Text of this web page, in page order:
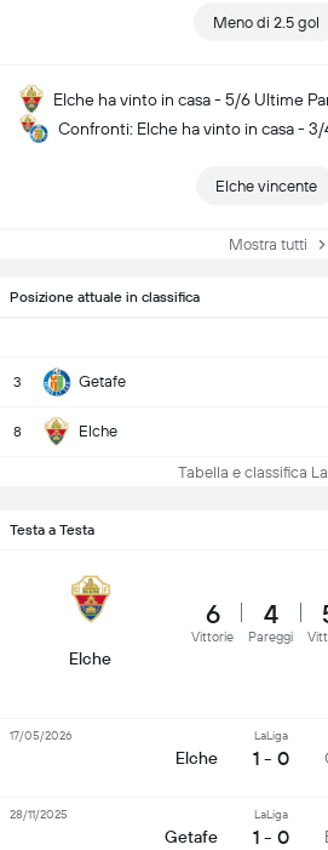
Meno di 2.5 gol
Elche ha vinto in casa - 5/6 Ultime
Confronti: Elche ha vinto in casa -
Elche vincente
Mostra tutti
Posizione attuale in classifica
3 Getafe
8 Elche
Tabella e classifica
Testa a Testa
Elche
6
Vittorie
4
Pareggi
Elche
LaLiga
1 - 0
17/05/2026
Getafe
LaLiga
1 - 0
28/11/2025